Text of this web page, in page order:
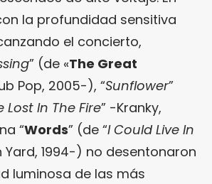
la profundidad sensitiva
el concierto,
” (de «The Great
Pop, 2005-), “Sunflower”
Lost In The Fire” -Kranky,
“Words” (de “I Could Live In
Yard, 1994-) no desentonaron
luminosa de las más